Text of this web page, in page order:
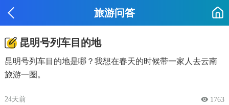
旅游问答
昆明号列车目的地
昆明号列车目的地是哪？我想在春天的时候带一家人去云南
旅游一圈。
24天前  1763